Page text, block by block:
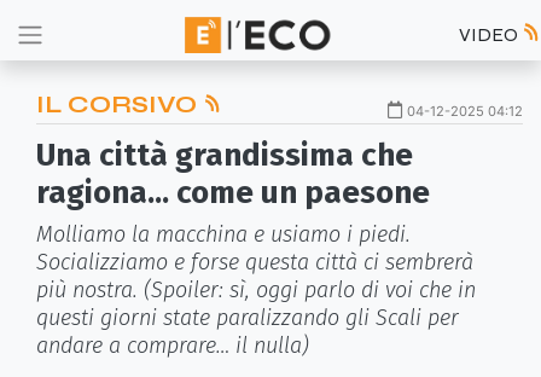
VIDEO
IL CORSIVO 04-12-2025 04:12
Una città grandissima che
ragiona... come un paesone
Molliamo la macchina e usiamo i piedi.
Socializziamo e forse questa città ci sembrerà
più nostra. (Spoiler: sì, oggi parlo di voi che in
questi giorni state paralizzando gli Scali per
andare a comprare… il nulla)